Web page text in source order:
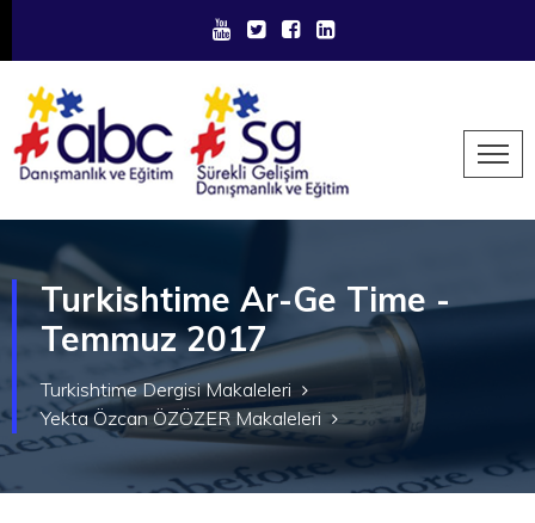
Turkishtime Ar-Ge Time -
Temmuz 2017
Turkishtime Dergisi Makaleleri
Yekta Özcan ÖZÖZER Makaleleri